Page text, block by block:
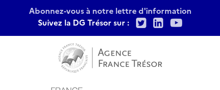
Abonnez-vous à notre lettre d'information
Suivez la DG Trésor sur :
TwitterLinkedIn